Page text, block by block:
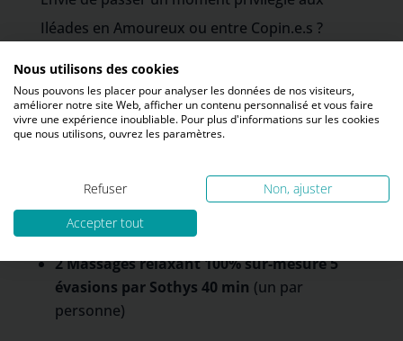
Iléades en Amoureux ou entre Copin.e.s ?
FORFAIT DUO ESSENTIEL
Les Iléades vous proposent
La « Suite Duo »équipée de deux lits de
soins
2 Massages relaxant 100% sur-mesure 5
évasions par Sothys 40 min (un par
personne)
Nous utilisons des cookies
Nous pouvons les placer pour analyser les données de nos visiteurs,
améliorer notre site Web, afficher un contenu personnalisé et vous faire
vivre une expérience inoubliable. Pour plus d'informations sur les cookies
que nous utilisons, ouvrez les paramètres.
Refuser
Non, ajuster
Accepter tout